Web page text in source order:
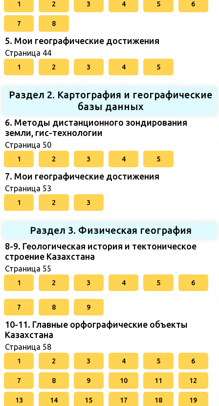
1 2 3 4 5 6
7 8
5. Мои географические достижения
Страница 44
1 2 3 4 5
Раздел 2. Картография и географические
базы данных
6. Методы дистанционного зондирования
земли, гис-технологии
Страница 50
1 2 3 4 5
7. Мои географические достижения
Страница 53
1 2 3
Раздел 3. Физическая география
8-9. Геологическая история и тектоническое
строение Казахстана
Страница 55
1 2 3 4 5 6
7 8 9
10-11. Главные орфографические объекты
Казахстана
Страница 58
1 2 3 4 5 6
7 8 9 10 11 12
13 14 15 17 18 19